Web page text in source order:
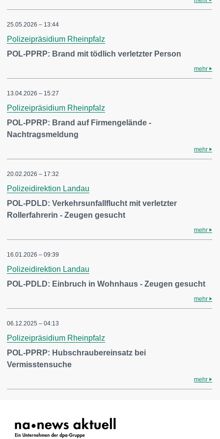
25.05.2026 – 13:44
Polizeipräsidium Rheinpfalz
POL-PPRP: Brand mit tödlich verletzter Person
mehr
13.04.2026 – 15:27
Polizeipräsidium Rheinpfalz
POL-PPRP: Brand auf Firmengelände -
Nachtragsmeldung
mehr
20.02.2026 – 17:32
Polizeidirektion Landau
POL-PDLD: Verkehrsunfallflucht mit verletzter
Rollerfahrerin - Zeugen gesucht
mehr
16.01.2026 – 09:39
Polizeidirektion Landau
POL-PDLD: Einbruch in Wohnhaus - Zeugen gesucht
mehr
06.12.2025 – 04:13
Polizeipräsidium Rheinpfalz
POL-PPRP: Hubschraubereinsatz bei
Vermisstensuche
mehr